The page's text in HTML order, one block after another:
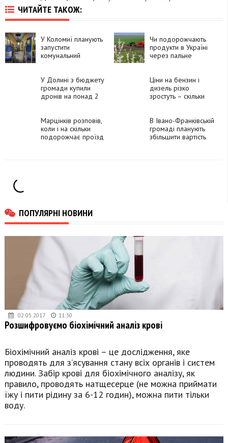
ЧИТАЙТЕ ТАКОЖ:
У Коломиї планують
запустити
комунальний
Чи подорожчають
продукти в Україні
через пальне
У Долині з бюджету
громади купили
дронів на понад 2
Ціни на бензин і
дизель різко
зростуть – скільки
Марцінків розповів,
коли і на скільки
подорожчає проїзд
В Івано-Франківській
громаді планують
збільшити вартість
ПОПУЛЯРНІ НОВИНИ
02.05.2017 11:30
Розшифровуємо біохімічний аналіз крові
Біохімічний аналіз крові – це дослідження, яке
проводять для з’ясування стану всіх органів і систем
людини. Забір крові для біохімічного аналізу, як
правило, проводять натщесерце (не можна приймати
їжу і пити рідину за 6-12 годин), можна пити тільки
воду.